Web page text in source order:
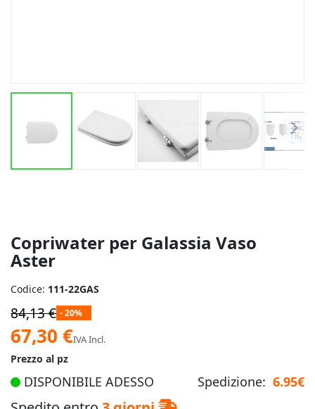
Copriwater per Galassia Vaso
Aster
immagini
Codice: 111-22GAS
84,13 € - 20%
Prezzo
speciale
67,30 €IVA Incl.
Prezzo al pz
DISPONIBILE ADESSO Spedizione: 6.95€